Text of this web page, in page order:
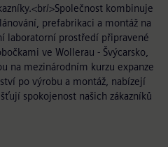
>Společnost kombinuje
prefabrikaci a montáž na
laboratorní prostředí připravené
ve Wollerau - Švýcarsko,
na mezinárodním kurzu expanze
po výrobu a montáž, nabízejí
spokojenost našich zákazníků